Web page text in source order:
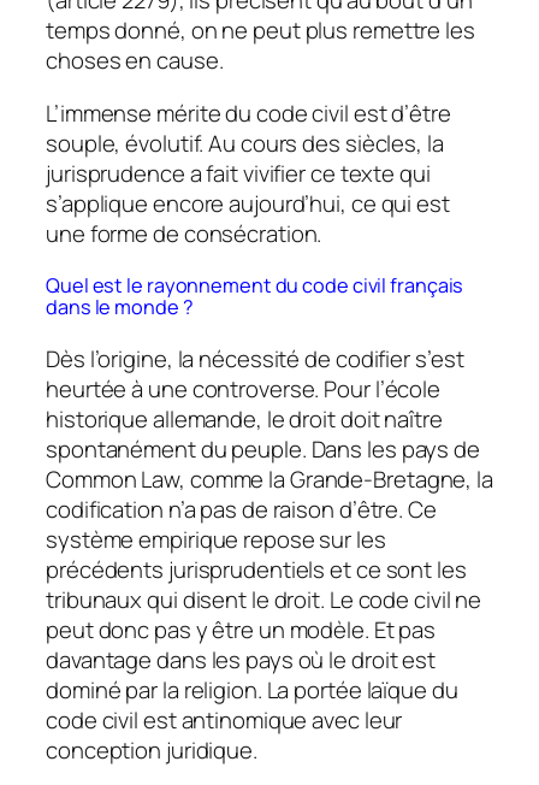
temps donné, on ne peut plus remettre les
choses en cause.
L’immense mérite du code civil est d’être
souple, évolutif. Au cours des siècles, la
jurisprudence a fait vivifier ce texte qui
s’applique encore aujourd’hui, ce qui est
une forme de consécration.
Quel est le rayonnement du code civil français
dans le monde ?
Dès l’origine, la nécessité de codifier s’est
heurtée à une controverse. Pour l’école
historique allemande, le droit doit naître
spontanément du peuple. Dans les pays de
Common Law, comme la Grande-Bretagne, la
codification n’a pas de raison d’être. Ce
système empirique repose sur les
précédents jurisprudentiels et ce sont les
tribunaux qui disent le droit. Le code civil ne
peut donc pas y être un modèle. Et pas
davantage dans les pays où le droit est
dominé par la religion. La portée laïque du
code civil est antinomique avec leur
conception juridique.